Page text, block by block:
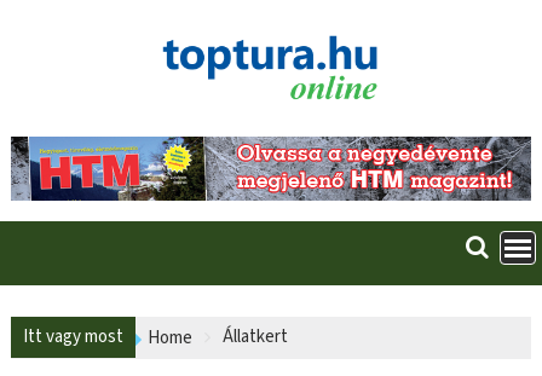
Itt vagy most Home Állatkert